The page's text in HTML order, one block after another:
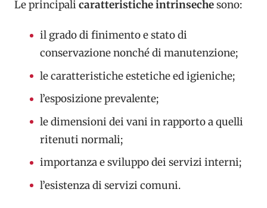
Le principali caratteristiche intrinsechesono:
il grado di finimento e stato di
conservazione nonché di manutenzione;
le caratteristiche estetiche ed igieniche;
l’esposizione prevalente;
le dimensioni dei vani in rapporto a quelli
ritenuti normali;
importanza e sviluppo dei servizi interni;
l’esistenza di servizi comuni.